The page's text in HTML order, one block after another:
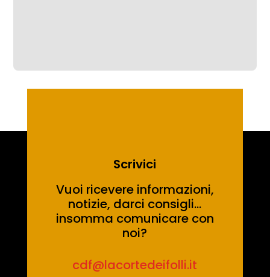
Scrivici
Vuoi ricevere informazioni,
notizie, darci consigli…
insomma comunicare con
noi?
cdf@lacortedeifolli.it